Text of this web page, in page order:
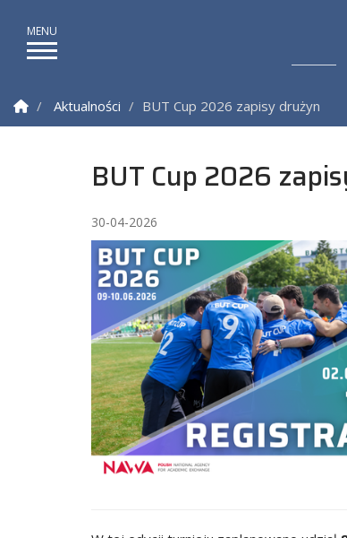
Strona Główna
Aktualności BUT Cup 2026 zapisy drużyn
BUT Cup 2026
30-04-2026